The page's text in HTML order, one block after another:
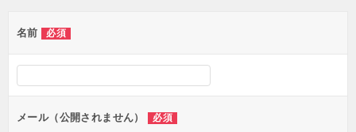
ー
シ
ョ
ン
名前 必須
メール（公開されません） 必須